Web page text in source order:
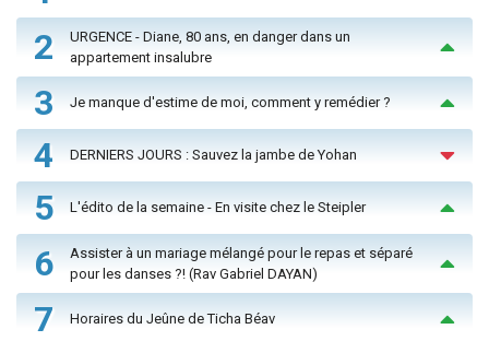
2
URGENCE - Diane, 80 ans, en danger dans un
appartement insalubre
3 Je manque d'estime de moi, comment y remédier ?
4 DERNIERS JOURS : Sauvez la jambe de Yohan
5 L'édito de la semaine - En visite chez le Steipler
6
Assister à un mariage mélangé pour le repas et séparé
pour les danses ?! (Rav Gabriel DAYAN)
7 Horaires du Jeûne de Ticha Béav